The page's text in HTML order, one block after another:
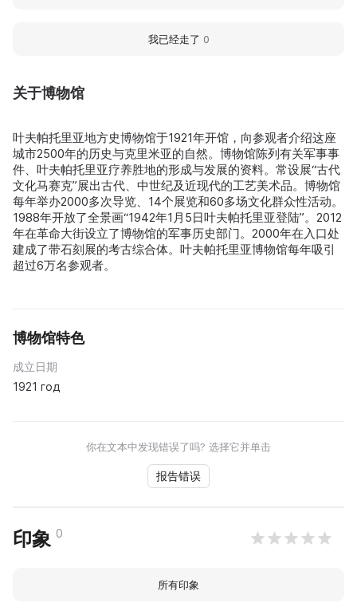
关于博物馆
叶夫帕托里亚地方史博物馆于1921年开馆，向参观者介绍这座
城市2500年的历史与克里米亚的自然。博物馆陈列有关军事事
件、叶夫帕托里亚疗养胜地的形成与发展的资料。常设展“古代
文化马赛克”展出古代、中世纪及近现代的工艺美术品。博物馆
每年举办2000多次导览、14个展览和60多场文化群众性活动。
1988年开放了全景画“1942年1月5日叶夫帕托里亚登陆”。2012
年在革命大街设立了博物馆的军事历史部门。2000年在入口处
建成了带石刻展的考古综合体。叶夫帕托里亚博物馆每年吸引
超过6万名参观者。
博物馆特色
成立日期
1921 год
你在文本中发现错误了吗? 选择它并单击
报告错误
印象 0
所有印象
我已经走了 0